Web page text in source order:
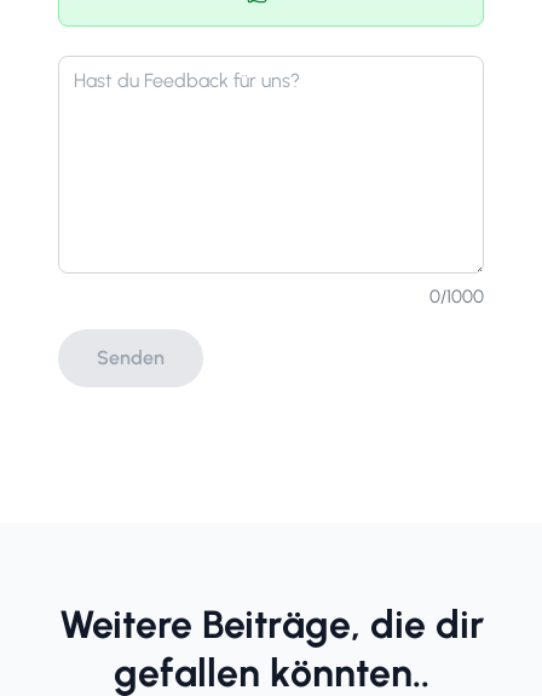
0/1000
Senden
Weitere Beiträge, die dir
gefallen könnten..